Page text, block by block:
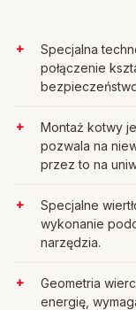
Specjalna
połączenie
Montaż kotwy
pozwala na
przez to na
Specjalne
wykonanie
narzędzia.
Geometria
energię,